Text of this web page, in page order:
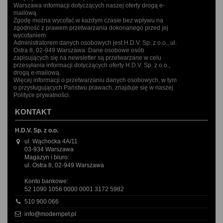
Warszawa informacji dotyczących naszej oferty drogą e-
mailową.
Zgodę można wycofać w każdym czasie bez wpływu na
zgodność z prawem przetwarzania dokonanego przed jej
wycofaniem.
Administratorem danych osobowych jest H.D.V. Sp. z o.o., ul.
Ostra 8, 02-949 Warszawa. Dane osobowe osób
zapisujących się na newsletter są przetwarzane w celu
przesyłania informacji dotyczących oferty H.D.V. Sp. z o.o.,
drogą e-mailową.
Więcej informacji o przetwarzaniu danych osobowych, w tym
o przysługujących Państwu prawach, znajduje się w naszej
Polityce prywatności.
KONTAKT
H.D.V. Sp. z o.o.
ul. Wąchocka 4A/11
03-934 Warszawa
Magazyn i biuro:
ul. Ostra 8, 02-949 Warszawa
Konto bankowe:
52 1090 1056 0000 0001 3172 5982
510 900 066
info@modernpet.pl